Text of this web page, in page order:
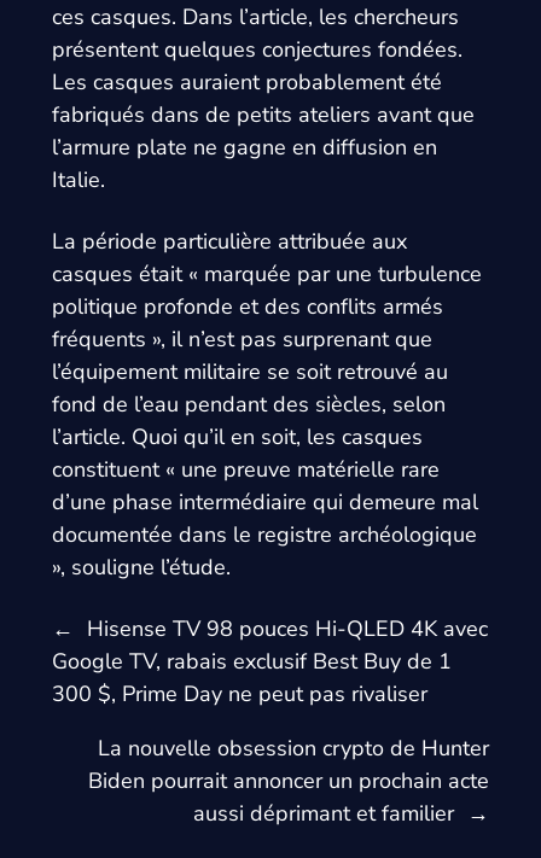
ces casques. Dans l’article, les chercheurs
présentent quelques conjectures fondées.
Les casques auraient probablement été
fabriqués dans de petits ateliers avant que
l’armure plate ne gagne en diffusion en
Italie.
La période particulière attribuée aux
casques était « marquée par une turbulence
politique profonde et des conflits armés
fréquents », il n’est pas surprenant que
l’équipement militaire se soit retrouvé au
fond de l’eau pendant des siècles, selon
l’article. Quoi qu’il en soit, les casques
constituent « une preuve matérielle rare
d’une phase intermédiaire qui demeure mal
documentée dans le registre archéologique
», souligne l’étude.
←
Hisense TV 98 pouces Hi-QLED 4K avec
Google TV, rabais exclusif Best Buy de 1
300 $, Prime Day ne peut pas rivaliser
La nouvelle obsession crypto de Hunter
Biden pourrait annoncer un prochain acte
aussi déprimant et familier →